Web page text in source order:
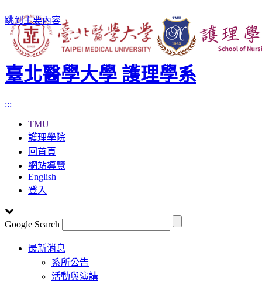
跳到主要內容
臺北醫學大學 護理學系
:::
TMU
護理學院
回首頁
網站導覽
English
登入
Google Search
Toggle
navigation
最新消息
系所公告
活動與演講